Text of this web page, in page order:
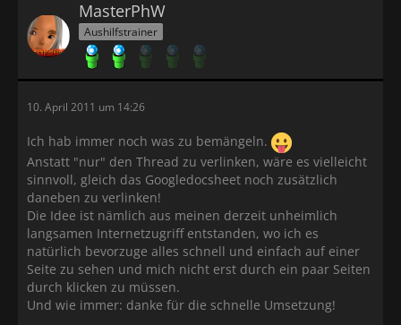
MasterPhW
Aushilfstrainer
10. April 2011 um 14:26
Ich hab immer noch was zu bemängeln.
Anstatt "nur" den Thread zu verlinken, wäre es vielleicht
sinnvoll, gleich das Googledocsheet noch zusätzlich
daneben zu verlinken!
Die Idee ist nämlich aus meinen derzeit unheimlich
langsamen Internetzugriff entstanden, wo ich es
natürlich bevorzuge alles schnell und einfach auf einer
Seite zu sehen und mich nicht erst durch ein paar Seiten
durch klicken zu müssen.
Und wie immer: danke für die schnelle Umsetzung!